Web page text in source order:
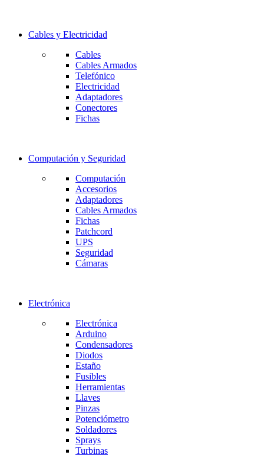
Cables y Electricidad
Cables
Cables Armados
Telefónico
Electricidad
Adaptadores
Conectores
Fichas
Computación y Seguridad
Computación
Accesorios
Adaptadores
Cables Armados
Fichas
Patchcord
UPS
Seguridad
Cámaras
Electrónica
Electrónica
Arduino
Condensadores
Diodos
Estaño
Fusibles
Herramientas
Llaves
Pinzas
Potenciómetro
Soldadores
Sprays
Turbinas